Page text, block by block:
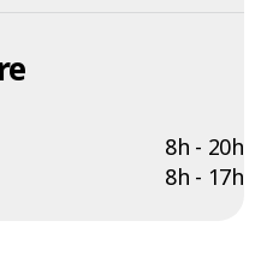
8h - 20h
8h - 17h